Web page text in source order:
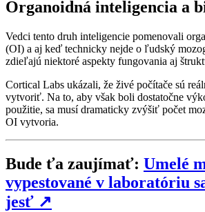
Organoidná inteligencia a
Vedci tento druh inteligencie pomenovali
(OI) a aj keď technicky nejde o ľudský
zdieľajú niektoré aspekty fungovania aj
Cortical Labs ukázali, že živé počítače sú
vytvoriť. Na to, aby však boli dostatočne
použitie, sa musí dramaticky zvýšiť počet
OI vytvoria.
Bude ťa zaujímať: Umelé
vypestované v laboratóriu
jesť ↗